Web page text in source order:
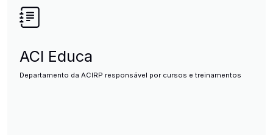
ACI Educa
Departamento da ACIRP responsável por cursos e treinamentos